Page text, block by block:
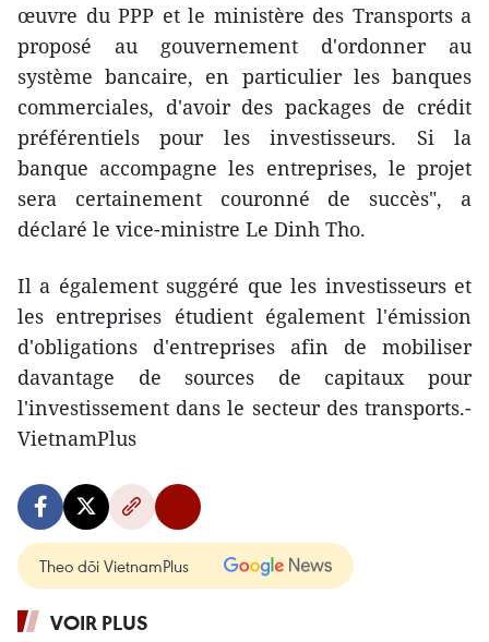
œuvre du PPP et le ministère des Transports a
proposé au gouvernement d'ordonner au
système bancaire, en particulier les banques
commerciales, d'avoir des packages de crédit
préférentiels pour les investisseurs. Si la
banque accompagne les entreprises, le projet
sera certainement couronné de succès", a
déclaré le vice-ministre Le Dinh Tho.
Il a également suggéré que les investisseurs et
les entreprises étudient également l'émission
d'obligations d'entreprises afin de mobiliser
davantage de sources de capitaux pour
l'investissement dans le secteur des transports.-
VietnamPlus
Theo dõi VietnamPlus
VOIR PLUS